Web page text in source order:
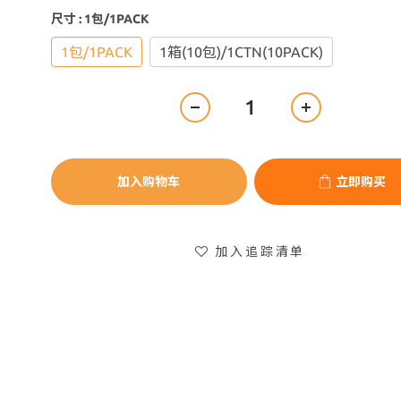
尺寸: 1包/1PACK
1包/1PACK 1箱(10包)/1CTN(10PACK)
加入购物车 立即购买
加入追踪清单